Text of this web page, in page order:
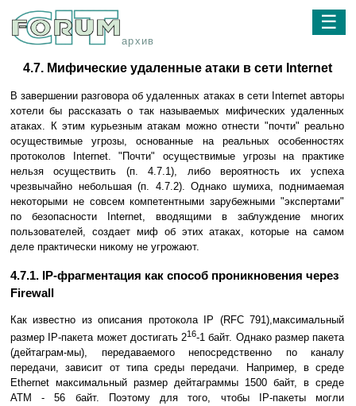
архив
☰
4.7. Мифические удаленные атаки в сети Internet
В завершении разговора об удаленных атаках в сети Internet авторы
хотели бы рассказать о так называемых мифических удаленных
атаках. К этим курьезным атакам можно отнести "почти" реально
осуществимые угрозы, основанные на реальных особенностях
протоколов Internet. "Почти" осуществимые угрозы на практике
нельзя осуществить (п. 4.7.1), либо вероятность их успеха
чрезвычайно небольшая (п. 4.7.2). Однако шумиха, поднимаемая
некоторыми не совсем компетентными зарубежными "экспертами"
по безопасности Internet, вводящими в заблуждение многих
пользователей, создает миф об этих атаках, которые на самом
деле практически никому не угрожают.
4.7.1. IP-фрагментация как способ проникновения через
Firewall
Как известно из описания протокола IP (RFC 791),максимальный
размер IP-пакета может достигать 216-1 байт. Однако размер пакета
(дейтаграм-мы), передаваемого непосредственно по каналу
передачи, зависит от типа среды передачи. Например, в среде
Ethernet максимальный размер дейтаграммы 1500 байт, в среде
ATM - 56 байт. Поэтому для того, чтобы IP-пакеты могли